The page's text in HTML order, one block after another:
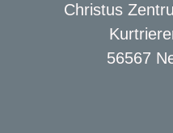
Christus
56567